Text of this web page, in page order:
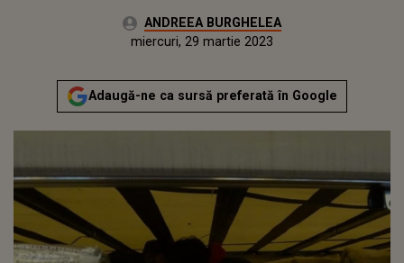
Autor:ANDREEA BURGHELEA
marți, 29 martie 2022Actualizat:
miercuri, 29 martie 2023
Adaugă-ne ca sursă preferată în Google